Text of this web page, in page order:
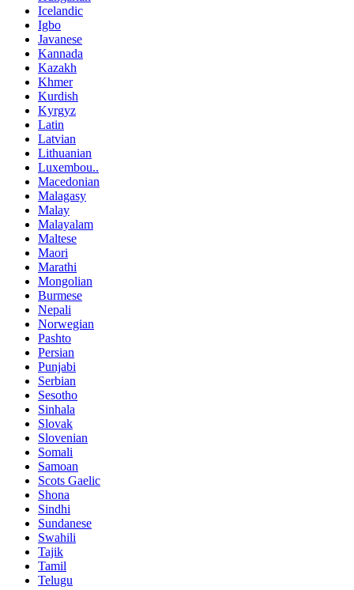
Icelandic
Igbo
Javanese
Kannada
Kazakh
Khmer
Kurdish
Kyrgyz
Latin
Latvian
Lithuanian
Luxembou..
Macedonian
Malagasy
Malay
Malayalam
Maltese
Maori
Marathi
Mongolian
Burmese
Nepali
Norwegian
Pashto
Persian
Punjabi
Serbian
Sesotho
Sinhala
Slovak
Slovenian
Somali
Samoan
Scots Gaelic
Shona
Sindhi
Sundanese
Swahili
Tajik
Tamil
Telugu